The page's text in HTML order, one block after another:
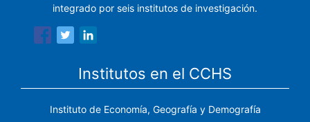
integrado por seis institutos de investigación.
Institutos en el CCHS
Instituto de Economía, Geografía y Demografía